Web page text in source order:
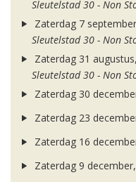
Sleutelstad 30 - Non
Zaterdag 7
Sleutelstad 30 - Non
Zaterdag 31
Sleutelstad 30 - Non
Zaterdag 30
Zaterdag 23
Zaterdag 16
Zaterdag 9